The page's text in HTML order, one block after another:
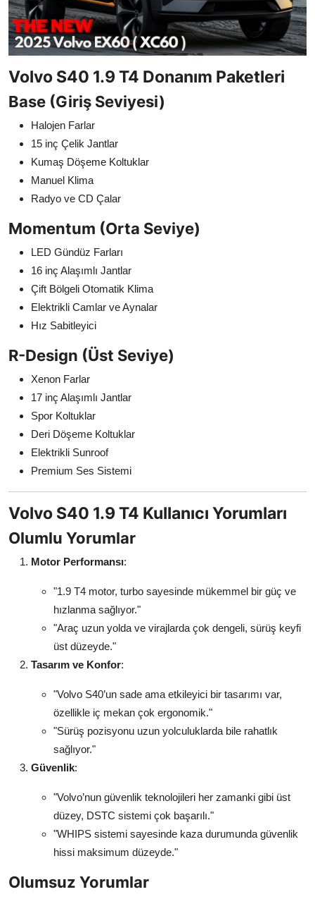
Volvo S40 1.9 T4 Donanım Paketleri
Base (Giriş Seviyesi)
Halojen Farlar
15 inç Çelik Jantlar
Kumaş Döşeme Koltuklar
Manuel Klima
Radyo ve CD Çalar
Momentum (Orta Seviye)
LED Gündüz Farları
16 inç Alaşımlı Jantlar
Çift Bölgeli Otomatik Klima
Elektrikli Camlar ve Aynalar
Hız Sabitleyici
R-Design (Üst Seviye)
Xenon Farlar
17 inç Alaşımlı Jantlar
Spor Koltuklar
Deri Döşeme Koltuklar
Elektrikli Sunroof
Premium Ses Sistemi
Volvo S40 1.9 T4 Kullanıcı Yorumları
Olumlu Yorumlar
Motor Performansı:
"1.9 T4 motor, turbo sayesinde mükemmel bir güç ve
hızlanma sağlıyor."
"Araç uzun yolda ve virajlarda çok dengeli, sürüş keyfi
üst düzeyde."
Tasarım ve Konfor:
"Volvo S40’un sade ama etkileyici bir tasarımı var,
özellikle iç mekan çok ergonomik."
"Sürüş pozisyonu uzun yolculuklarda bile rahatlık
sağlıyor."
Güvenlik:
"Volvo’nun güvenlik teknolojileri her zamanki gibi üst
düzey, DSTC sistemi çok başarılı."
"WHIPS sistemi sayesinde kaza durumunda güvenlik
hissi maksimum düzeyde."
Olumsuz Yorumlar